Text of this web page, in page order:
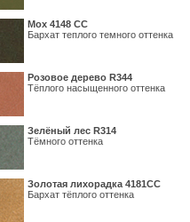
Мох 4148 СС
Бархат теплого темного оттенка
Розовое дерево R344
Тёплого насыщенного оттенка
Зелёный лес R314
Тёмного оттенка
Золотая лихорадка 4181СС
Бархат тёплого оттенка